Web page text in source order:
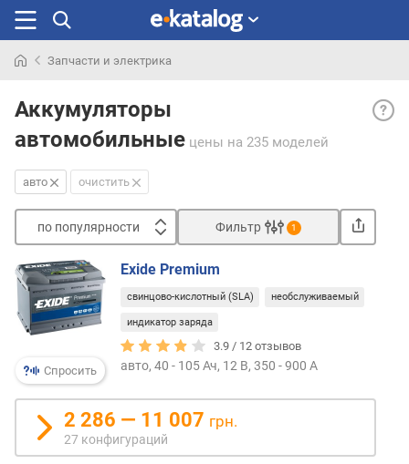
раньше
Запчасти и электрика
Аккумуляторы
автомобильные цены на 235 моделей
Авто
—
авто очистить
по популярности
п
о
п
о
у
л
я
р
н
Фильтр 1
Спросить
Exide Premium
свинцово-кислотный (SLA) необслуживаемый
индикатор заряда
3.9 / 12 отзывов
авто, 40 - 105 Ач, 12 В, 350 - 900 А
2 286 — 11 007 грн.
27 конфигураций